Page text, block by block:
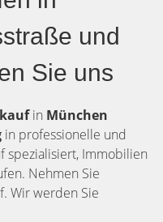
und
Sie uns
in München
in professionelle und
spezialisiert, Immobilien
Nehmen Sie
Wir werden Sie